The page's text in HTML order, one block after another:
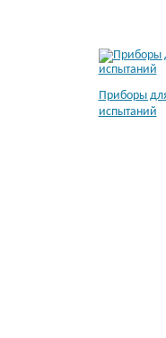
Приборы
испытаний